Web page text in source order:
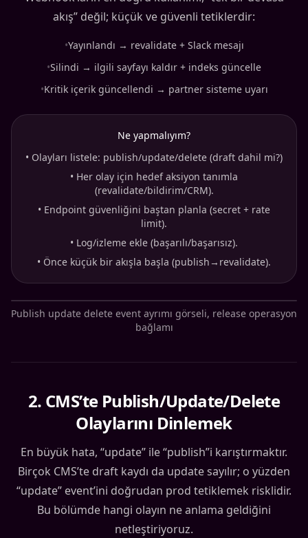
akış” değil; küçük ve güvenli tetiklerdir:
•Yayınlandı → revalidate + Slack mesajı
•Silindi → ilgili sayfayı kaldır + indeks güncelle
•Kritik içerik güncellendi → partner sisteme uyarı
Ne yapmalıyım?
• Olayları listele: publish/update/delete (draft dahil mi?)
• Her olay için hedef aksiyon tanımla
(revalidate/bildirim/CRM).
• Endpoint güvenliğini baştan planla (secret + rate
limit).
• Log/izleme ekle (başarılı/başarısız).
• Önce küçük bir akışla başla (publish→revalidate).
Publish update delete event ayrımı görseli, release operasyon
bağlamı
2. CMS’te Publish/Update/Delete
Olaylarını Dinlemek
En büyük hata, “update” ile “publish”i karıştırmaktır.
Birçok CMS’te draft kaydı da update sayılır; o yüzden
“update” event’ini doğrudan prod tetiklemek risklidir.
Bu bölümde hangi olayın ne anlama geldiğini
netleştiriyoruz.